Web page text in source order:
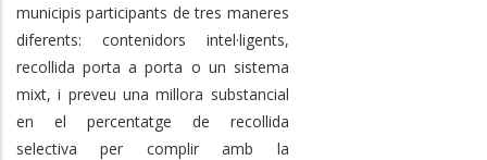
municipis participants de tres maneres
diferents: contenidors intel·ligents,
recollida porta a porta o un sistema
mixt, i preveu una millora substancial
en el percentatge de recollida
selectiva per complir amb la